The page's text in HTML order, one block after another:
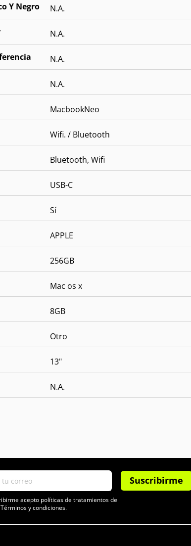
Y Negro N.A.
N.A.
N.A.
N.A.
MacbookNeo
Wifi. / Bluetooth
Bluetooth, Wifi
USB-C
Sí
APPLE
256GB
Mac os x
8GB
Otro
13"
N.A.
Suscribirme
acepto políticas de tratamientos de
y condiciones.